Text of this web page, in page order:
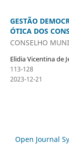
GESTÃO
ÓTICA DOS
CONSELHO
Elidia Vicentina de
113-128
2023-12-21
Open Journal